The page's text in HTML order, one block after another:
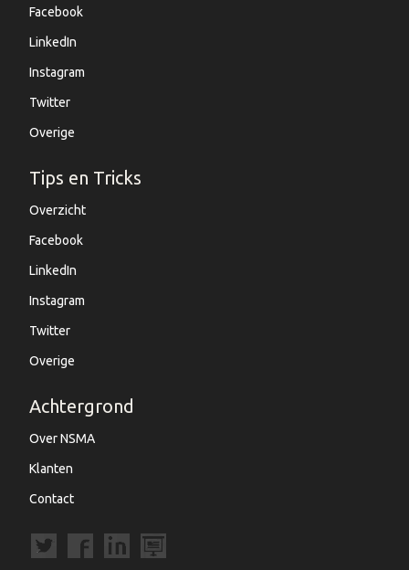
Facebook
LinkedIn
Instagram
Twitter
Overige
Tips en Tricks
Overzicht
Facebook
LinkedIn
Instagram
Twitter
Overige
Achtergrond
Over NSMA
Klanten
Contact